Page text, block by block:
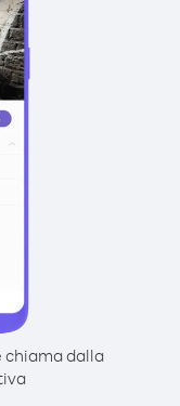
chiama dalla